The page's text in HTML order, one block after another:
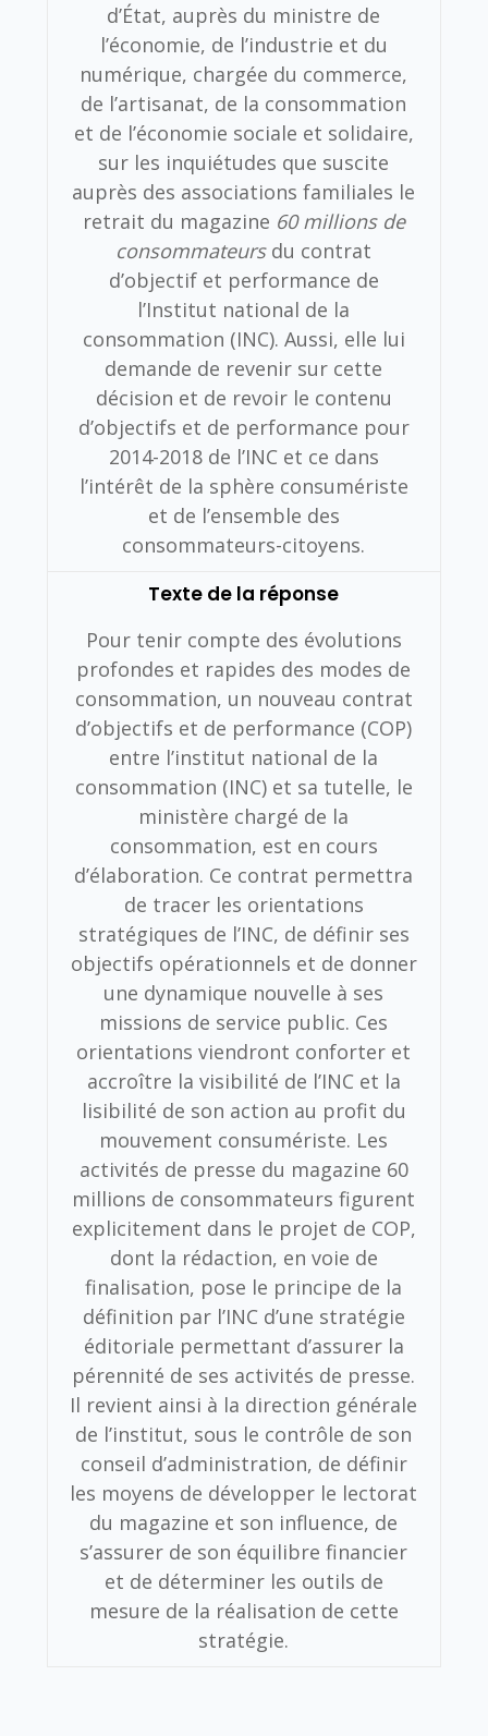
d’État, auprès du ministre de
l’économie, de l’industrie et du
numérique, chargée du commerce,
de l’artisanat, de la consommation
et de l’économie sociale et solidaire,
sur les inquiétudes que suscite
auprès des associations familiales le
retrait du magazine 60 millions de
consommateursdu contrat
d’objectif et performance de
l’Institut national de la
consommation (INC). Aussi, elle lui
demande de revenir sur cette
décision et de revoir le contenu
d’objectifs et de performance pour
2014-2018 de l’INC et ce dans
l’intérêt de la sphère consumériste
et de l’ensemble des
consommateurs-citoyens.
Texte de la réponse
Pour tenir compte des évolutions
profondes et rapides des modes de
consommation, un nouveau contrat
d’objectifs et de performance (COP)
entre l’institut national de la
consommation (INC) et sa tutelle, le
ministère chargé de la
consommation, est en cours
d’élaboration. Ce contrat permettra
de tracer les orientations
stratégiques de l’INC, de définir ses
objectifs opérationnels et de donner
une dynamique nouvelle à ses
missions de service public. Ces
orientations viendront conforter et
accroître la visibilité de l’INC et la
lisibilité de son action au profit du
mouvement consumériste. Les
activités de presse du magazine 60
millions de consommateurs figurent
explicitement dans le projet de COP,
dont la rédaction, en voie de
finalisation, pose le principe de la
définition par l’INC d’une stratégie
éditoriale permettant d’assurer la
pérennité de ses activités de presse.
Il revient ainsi à la direction générale
de l’institut, sous le contrôle de son
conseil d’administration, de définir
les moyens de développer le lectorat
du magazine et son influence, de
s’assurer de son équilibre financier
et de déterminer les outils de
mesure de la réalisation de cette
stratégie.